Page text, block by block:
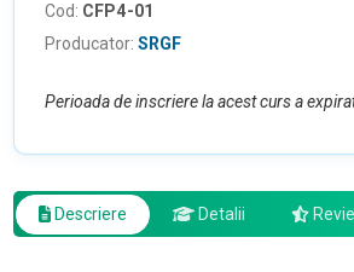
Cod: CFP4-01
Producator: SRGF
Perioada de inscriere la acest curs a
Descriere Detalii